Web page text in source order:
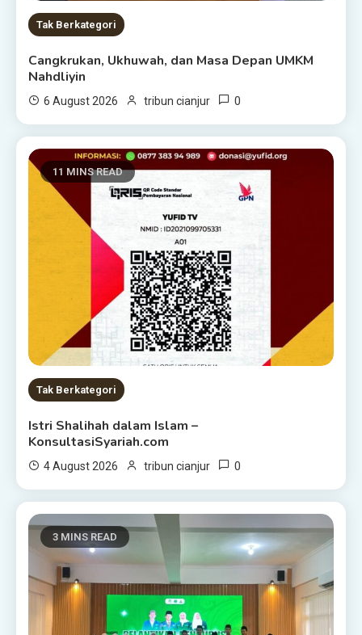
Tak Berkategori
Cangkrukan, Ukhuwah, dan Masa Depan UMKM
Nahdliyin
6 August 2026 tribun cianjur 0
11 MINS READ
Tak Berkategori
Istri Shalihah dalam Islam –
KonsultasiSyariah.com
4 August 2026 tribun cianjur 0
3 MINS READ